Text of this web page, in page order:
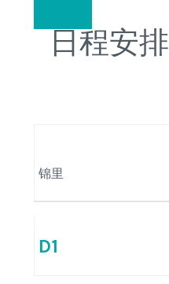
日程安排
锦里
D1